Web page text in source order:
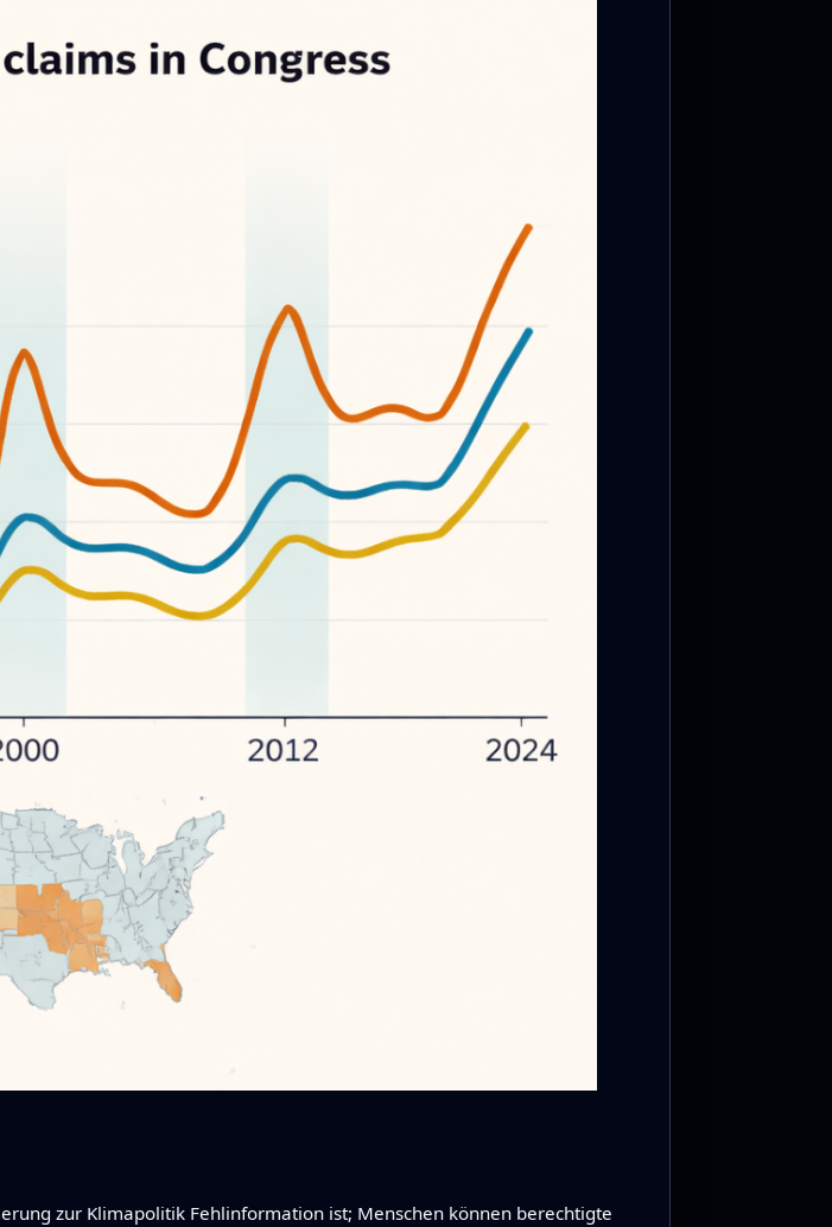
zur Klimapolitik Fehlinformation ist; Menschen können berechtigte